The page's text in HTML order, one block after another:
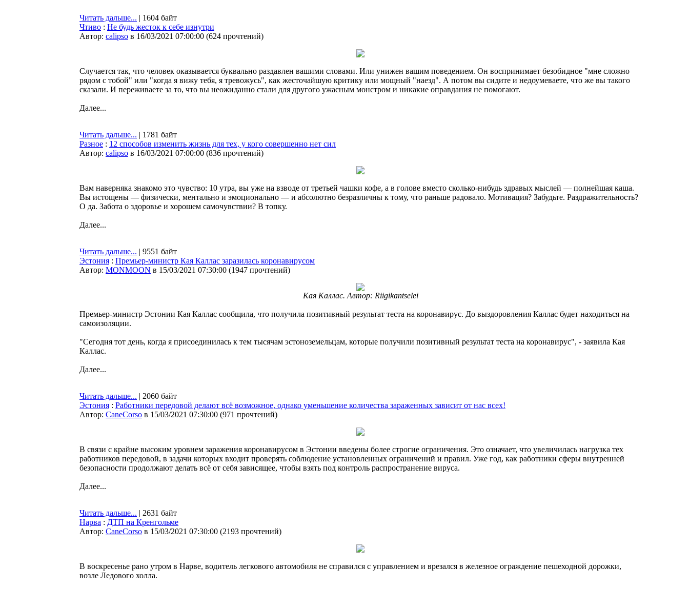
Читать дальше... | 1604 байт
Чтиво : Не будь жесток к себе изнутри
Автор: calipso в 16/03/2021 07:00:00 (624 прочтений)
Случается так, что человек оказывается буквально раздавлен вашими словами. Или унижен вашим поведением. Он воспринимает безобидное "мне сложно
рядом с тобой" или "когда я вижу тебя, я тревожусь", как жесточайшую критику или мощный "наезд". А потом вы сидите и недоумеваете, что же вы такого
сказали. И переживаете за то, что вы неожиданно стали для другого ужасным монстром и никакие оправдания не помогают.
Далее...
Читать дальше... | 1781 байт
Разное : 12 способов изменить жизнь для тех, у кого совершенно нет сил
Автор: calipso в 16/03/2021 07:00:00 (836 прочтений)
Вам наверняка знакомо это чувство: 10 утра, вы уже на взводе от третьей чашки кофе, а в голове вместо сколько-нибудь здравых мыслей — полнейшая каша.
Вы истощены — физически, ментально и эмоционально — и абсолютно безразличны к тому, что раньше радовало. Мотивация? Забудьте. Раздражительность?
О да. Забота о здоровье и хорошем самочувствии? В топку.
Далее...
Читать дальше... | 9551 байт
Эстония : Премьер-министр Кая Каллас заразилась коронавирусом
Автор: MONMOON в 15/03/2021 07:30:00 (1947 прочтений)
Кая Каллас. Автор: Riigikantselei
Премьер-министр Эстонии Кая Каллас сообщила, что получила позитивный результат теста на коронавирус. До выздоровления Каллас будет находиться на
самоизоляции.
"Сегодня тот день, когда я присоединилась к тем тысячам эстоноземельцам, которые получили позитивный результат теста на коронавирус", - заявила Кая
Каллас.
Далее...
Читать дальше... | 2060 байт
Эстония : Работники передовой делают всё возможное, однако уменьшение количества зараженных зависит от нас всех!
Автор: CaneCorso в 15/03/2021 07:30:00 (971 прочтений)
В связи с крайне высоким уровнем заражения коронавирусом в Эстонии введены более строгие ограничения. Это означает, что увеличилась нагрузка тех
работников передовой, в задачи которых входит проверять соблюдение установленных ограничений и правил. Уже год, как работники сферы внутренней
безопасности продолжают делать всё от себя зависящее, чтобы взять под контроль распространение вируса.
Далее...
Читать дальше... | 2631 байт
Нарва : ДТП на Кренгольме
Автор: CaneCorso в 15/03/2021 07:30:00 (2193 прочтений)
В воскресенье рано утром в Нарве, водитель легкового автомобиля не справился с управлением и врезался в железное ограждение пешеходной дорожки,
возле Ледового холла.